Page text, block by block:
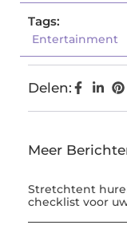
Tags:
Entertainment
Delen:
Meer
Stretchtent
checklist voor